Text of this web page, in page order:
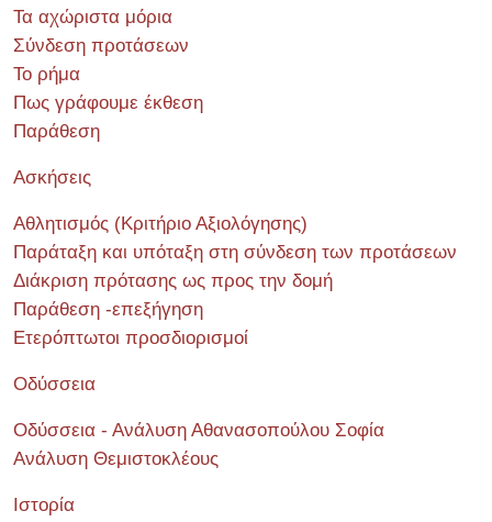
Τα αχώριστα μόρια
Σύνδεση προτάσεων
Το ρήμα
Πως γράφουμε έκθεση
Παράθεση
Ασκήσεις
Αθλητισμός (Κριτήριο Αξιολόγησης)
Παράταξη και υπόταξη στη σύνδεση των προτάσεων
Διάκριση πρότασης ως προς την δομή
Παράθεση -επεξήγηση
Ετερόπτωτοι προσδιορισμοί
Οδύσσεια
Οδύσσεια - Ανάλυση Αθανασοπούλου Σοφία
Ανάλυση Θεμιστοκλέους
Ιστορία